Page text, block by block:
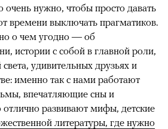
очень нужно, чтобы просто давать
времени выключать прагматиков.
о чем угодно — об
истории с собой в главной роли,
удивительных друзьях и
именно так с нами работают
впечатляющие сны и
отлично развивают мифы, детские
литературы, где нужно